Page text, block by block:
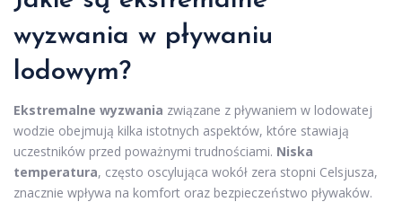
wyzwania w pływaniu
lodowym?
Ekstremalne wyzwania związane z pływaniem w lodowatej
wodzie obejmują kilka istotnych aspektów, które stawiają
uczestników przed poważnymi trudnościami. Niska
temperatura, często oscylująca wokół zera stopni Celsjusza,
znacznie wpływa na komfort oraz bezpieczeństwo pływaków.